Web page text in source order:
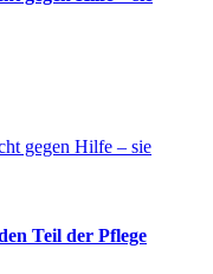
Teil der Pflege